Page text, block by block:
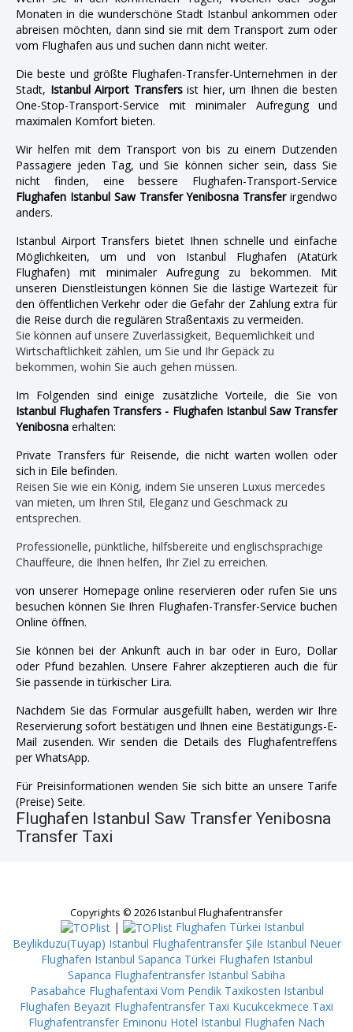
Monaten in die wunderschöne Stadt Istanbul ankommen oder
abreisen möchten, dann sind sie mit dem Transport zum oder
vom Flughafen aus und suchen dann nicht weiter.
Die beste und größte Flughafen-Transfer-Unternehmen in der
Stadt, Istanbul Airport Transfersist hier, um Ihnen die besten
One-Stop-Transport-Service mit minimaler Aufregung und
maximalen Komfort bieten.
Wir helfen mit dem Transport von bis zu einem Dutzenden
Passagiere jeden Tag, und Sie können sicher sein, dass Sie
nicht finden, eine bessere Flughafen-Transport-Service
Flughafen Istanbul Saw Transfer Yenibosna Transferirgendwo
anders.
Istanbul Airport Transfers bietet Ihnen schnelle und einfache
Möglichkeiten, um und von Istanbul Flughafen (Atatürk
Flughafen) mit minimaler Aufregung zu bekommen. Mit
unseren Dienstleistungen können Sie die lästige Wartezeit für
den öffentlichen Verkehr oder die Gefahr der Zahlung extra für
die Reise durch die regulären Straßentaxis zu vermeiden.
Sie können auf unsere Zuverlässigkeit, Bequemlichkeit und
Wirtschaftlichkeit zählen, um Sie und Ihr Gepäck zu
bekommen, wohin Sie auch gehen müssen.
Im Folgenden sind einige zusätzliche Vorteile, die Sie von
Istanbul Flughafen Transfers - Flughafen Istanbul Saw Transfer
Yenibosna erhalten:
Private Transfers für Reisende, die nicht warten wollen oder
sich in Eile befinden.
Reisen Sie wie ein König, indem Sie unseren Luxus mercedes
van mieten, um Ihren Stil, Eleganz und Geschmack zu
entsprechen.
Professionelle, pünktliche, hilfsbereite und englischsprachige
Chauffeure, die Ihnen helfen, Ihr Ziel zu erreichen.
von unserer Homepage online reservieren oder rufen Sie uns
besuchen können Sie Ihren Flughafen-Transfer-Service buchen
Online öffnen.
Sie können bei der Ankunft auch in bar oder in Euro, Dollar
oder Pfund bezahlen. Unsere Fahrer akzeptieren auch die für
Sie passende in türkischer Lira.
Nachdem Sie das Formular ausgefüllt haben, werden wir Ihre
Reservierung sofort bestätigen und Ihnen eine Bestätigungs-E-
Mail zusenden. Wir senden die Details des Flughafentreffens
per WhatsApp.
Für Preisinformationen wenden Sie sich bitte an unsere Tarife
(Preise) Seite.
Flughafen Istanbul Saw Transfer Yenibosna
Transfer Taxi
Copyrights © 2026 Istanbul Flughafentransfer
|
Flughafen Türkei Istanbul
Beylikduzu(Tuyap) Istanbul Flughafentransfer Şile Istanbul Neuer
Flughafen Istanbul Sapanca Türkei Flughafen Istanbul
Sapanca Flughafentransfer Istanbul Sabiha
Pasabahce Flughafentaxi Vom Pendik Taxikosten Istanbul
Flughafen Beyazit Flughafentransfer Taxi Kucukcekmece Taxi
Flughafentransfer Eminonu Hotel Istanbul Flughafen Nach